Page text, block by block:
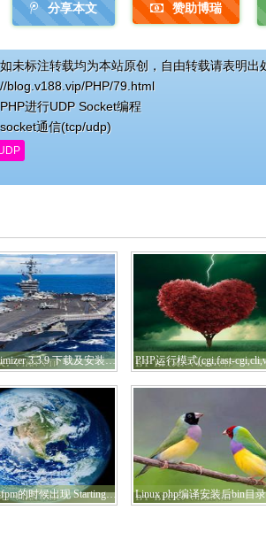
分享本文 赞助博瑞
未标注转载均为本站原创，自由转载请表明出
blog.v188.vip/PHP/79.html
进行UDP Socket编程
通信(tcp/udp)
Zend Optimizer 3.3.9 下载及安装详解
启动php-fpm的时候出现 Starting php_fpmfpm_unix_conf_wp()